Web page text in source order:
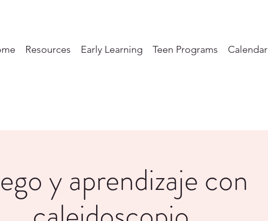
Resources Early Learning Teen Programs Calendar
y aprendizaje con